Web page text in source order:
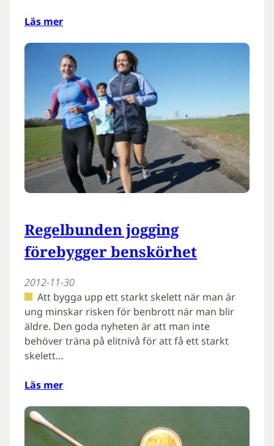
Läs mer
Regelbunden jogging
förebygger benskörhet
2012-11-30
Att bygga upp ett starkt skelett när man är
ung minskar risken för benbrott när man blir
äldre. Den goda nyheten är att man inte
behöver träna på elitnivå för att få ett starkt
skelett…
Läs mer